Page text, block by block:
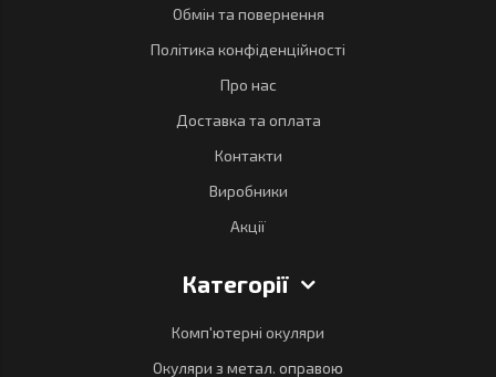
Обмін та повернення
Політика конфіденційності
Про нас
Доставка та оплата
Контакти
Виробники
Акції
Категорії
Комп'ютерні окуляри
Окуляри з метал. оправою